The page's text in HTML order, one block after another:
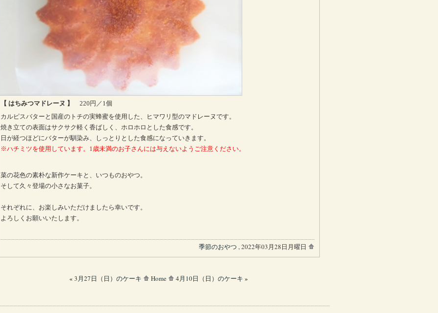
【 はちみつマドレーヌ 】
220円／1個
カルピスバターと国産のトチの実蜂蜜を使用した、ヒマワリ型のマドレーヌです。
焼き立ての表面はサクサク軽く香ばしく、ホロホロとした食感です。
日が経つほどにバターが馴染み、しっとりとした食感になっていきます。
※ハチミツを使用しています。1歳未満のお子さんには与えないようご注意ください。
菜の花色の素朴な新作ケーキと、いつものおやつ。
そして久々登場の小さなお菓子。
それぞれに、お楽しみいただけましたら幸いです。
よろしくお願いいたします。
季節のおやつ , 2022年03月28日月曜日
« 3月27日（日）のケーキ Home 4月10日（日）のケーキ »